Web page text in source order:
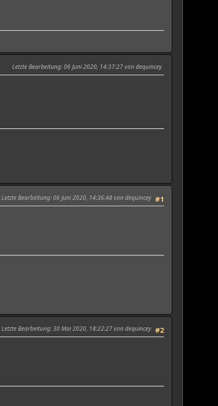
Letzte Bearbeitung: 06 Juni 2020, 14:37:27 von dequincey
#1
Letzte Bearbeitung: 06 Juni 2020, 14:36:48 von dequincey
#2
Letzte Bearbeitung: 30 Mai 2020, 18:22:27 von dequincey